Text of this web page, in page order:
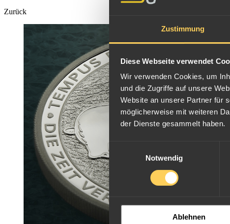
Zustimmung
Diese Webseite verwendet
Wir verwenden Cookies, um
und die Zugriffe auf unsere
Website an unsere Partner für
möglicherweise mit weiteren
der Dienste gesammelt haben.
Notwendig
Ablehnen
Zurück